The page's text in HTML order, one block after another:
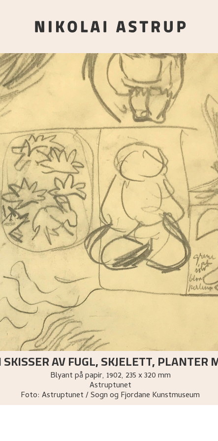
AV FUGL, SKJELETT, PLANTER
Blyant på papir, 1902, 235 x 320 mm
Astruptunet
Foto: Astruptunet / Sogn og Fjordane Kunstmuseum